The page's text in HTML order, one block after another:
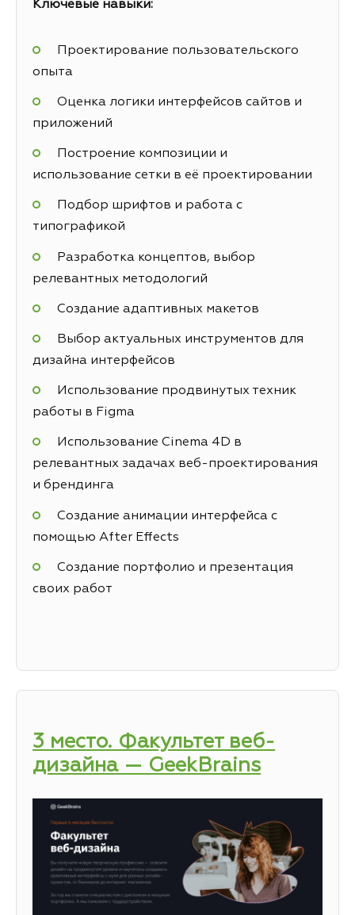
Ключевые навыки:
Проектирование пользовательского
опыта
Оценка логики интерфейсов сайтов и
приложений
Построение композиции и
использование сетки в её проектировании
Подбор шрифтов и работа с
типографикой
Разработка концептов, выбор
релевантных методологий
Создание адаптивных макетов
Выбор актуальных инструментов для
дизайна интерфейсов
Использование продвинутых техник
работы в Figma
Использование Cinema 4D в
релевантных задачах веб-проектирования
и брендинга
Создание анимации интерфейса с
помощью After Effects
Создание портфолио и презентация
своих работ
3 место. Факультет веб-
дизайна — GeekBrains